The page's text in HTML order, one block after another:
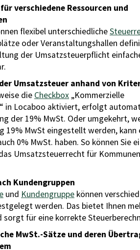
verschiedene Ressourcen und
flexibel unterschiedliche
oder Veranstaltungshallen
der Umsatzsteuerpflicht
Umsatzsteuer anhand von
die Checkbox „Kommerzielle
in Locaboo aktiviert, erfolgt
der 19% MwSt. Oder umgekehrt,
19% MwSt eingestellt werden, kann
0% MwSt. haben. So können Sie
Umsatzsteuerrecht für
Kundengruppen
und Kundengruppe können
werden. Das bietet Ihnen
sorgt für eine korrekte
MwSt.-Sätze und deren